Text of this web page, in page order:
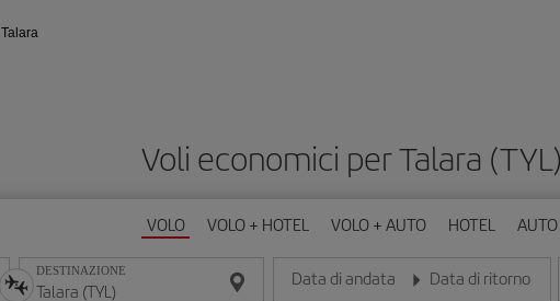
Talara
Voli economici per Talara (TYL)
VOLO VOLO + HOTEL VOLO + AUTO HOTEL AUTO
DESTINAZIONE Data di andata
Inserisci la data nel formato giorno/mese/anno
Data di ritorno
Inserisci la data nel